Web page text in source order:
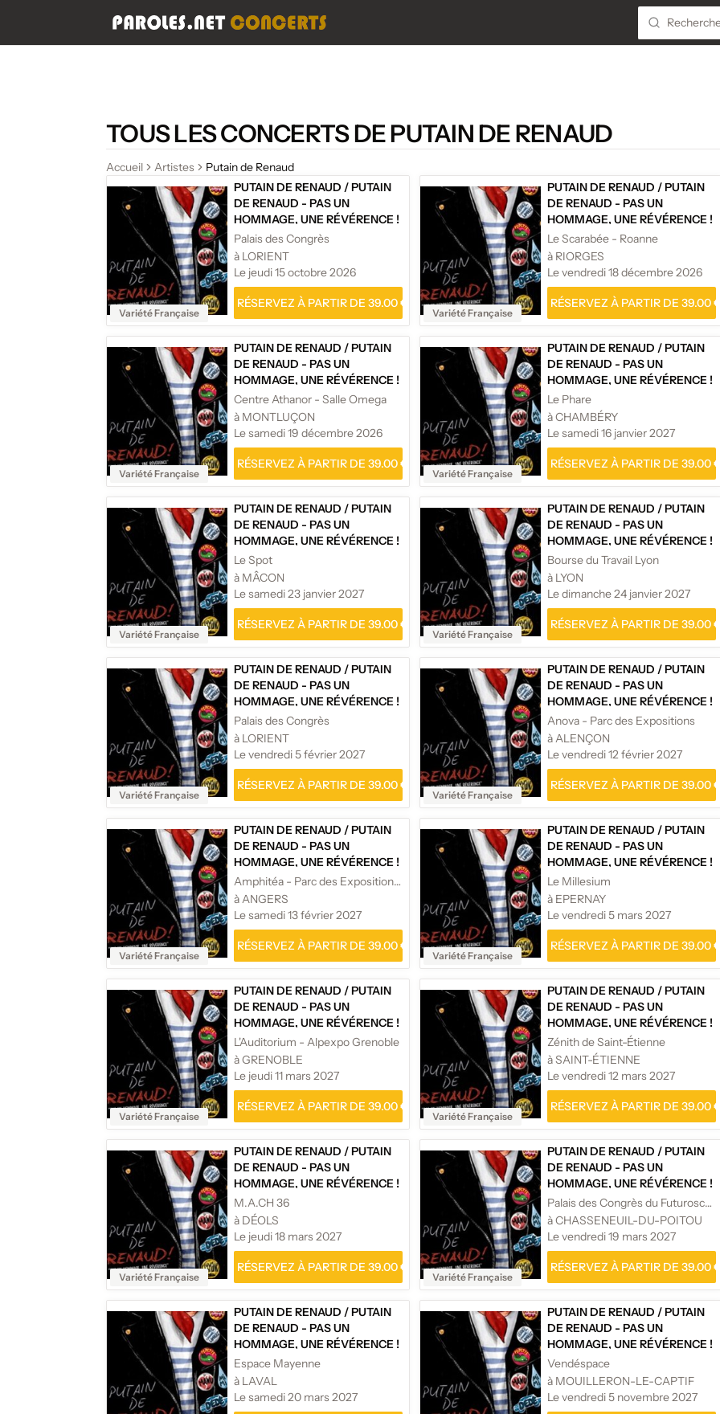
TOUS LES CONCERTS DE PUTAIN DE RENAUD
Accueil Artistes Putain de Renaud
Variété Française
PUTAIN DE RENAUD /PUTAIN
DE RENAUD - PAS UN
HOMMAGE, UNE RÉVÉRENCE !
Palais des Congrès
à LORIENT
Le jeudi 15 octobre 2026
RÉSERVEZ À PARTIR DE 39.00 €
Variété Française
PUTAIN DE RENAUD /PUTAIN
DE RENAUD - PAS UN
HOMMAGE, UNE RÉVÉRENCE !
Le Scarabée - Roanne
à RIORGES
Le vendredi 18 décembre 2026
RÉSERVEZ À PARTIR DE 39.00
Variété Française
PUTAIN DE RENAUD /PUTAIN
DE RENAUD - PAS UN
HOMMAGE, UNE RÉVÉRENCE !
Centre Athanor - Salle Omega
à MONTLUÇON
Le samedi 19 décembre 2026
RÉSERVEZ À PARTIR DE 39.00 €
Variété Française
PUTAIN DE RENAUD /PUTAIN
DE RENAUD - PAS UN
HOMMAGE, UNE RÉVÉRENCE !
Le Phare
à CHAMBÉRY
Le samedi 16 janvier 2027
RÉSERVEZ À PARTIR DE 39.00
Variété Française
PUTAIN DE RENAUD /PUTAIN
DE RENAUD - PAS UN
HOMMAGE, UNE RÉVÉRENCE !
Le Spot
à MÂCON
Le samedi 23 janvier 2027
RÉSERVEZ À PARTIR DE 39.00 €
Variété Française
PUTAIN DE RENAUD /PUTAIN
DE RENAUD - PAS UN
HOMMAGE, UNE RÉVÉRENCE !
Bourse du Travail Lyon
à LYON
Le dimanche 24 janvier 2027
RÉSERVEZ À PARTIR DE 39.00
Variété Française
PUTAIN DE RENAUD /PUTAIN
DE RENAUD - PAS UN
HOMMAGE, UNE RÉVÉRENCE !
Palais des Congrès
à LORIENT
Le vendredi 5 février 2027
RÉSERVEZ À PARTIR DE 39.00 €
Variété Française
PUTAIN DE RENAUD /PUTAIN
DE RENAUD - PAS UN
HOMMAGE, UNE RÉVÉRENCE !
Anova - Parc des Expositions
à ALENÇON
Le vendredi 12 février 2027
RÉSERVEZ À PARTIR DE 39.00
Variété Française
PUTAIN DE RENAUD /PUTAIN
DE RENAUD - PAS UN
HOMMAGE, UNE RÉVÉRENCE !
Amphitéa - Parc des Expositions Angers
à ANGERS
Le samedi 13 février 2027
RÉSERVEZ À PARTIR DE 39.00 €
Variété Française
PUTAIN DE RENAUD /PUTAIN
DE RENAUD - PAS UN
HOMMAGE, UNE RÉVÉRENCE !
Le Millesium
à EPERNAY
Le vendredi 5 mars 2027
RÉSERVEZ À PARTIR DE 39.00
Variété Française
PUTAIN DE RENAUD /PUTAIN
DE RENAUD - PAS UN
HOMMAGE, UNE RÉVÉRENCE !
L'Auditorium - Alpexpo Grenoble
à GRENOBLE
Le jeudi 11 mars 2027
RÉSERVEZ À PARTIR DE 39.00 €
Variété Française
PUTAIN DE RENAUD /PUTAIN
DE RENAUD - PAS UN
HOMMAGE, UNE RÉVÉRENCE !
Zénith de Saint-Étienne
à SAINT-ÉTIENNE
Le vendredi 12 mars 2027
RÉSERVEZ À PARTIR DE 39.00
Variété Française
PUTAIN DE RENAUD /PUTAIN
DE RENAUD - PAS UN
HOMMAGE, UNE RÉVÉRENCE !
M.A.CH 36
à DÉOLS
Le jeudi 18 mars 2027
RÉSERVEZ À PARTIR DE 39.00 €
Variété Française
PUTAIN DE RENAUD /PUTAIN
DE RENAUD - PAS UN
HOMMAGE, UNE RÉVÉRENCE !
Palais des Congrès du Futuroscope
à CHASSENEUIL-DU-POITOU
Le vendredi 19 mars 2027
RÉSERVEZ À PARTIR DE 39.00
PUTAIN DE RENAUD /PUTAIN
DE RENAUD - PAS UN
HOMMAGE, UNE RÉVÉRENCE !
Espace Mayenne
à LAVAL
Le samedi 20 mars 2027
PUTAIN DE RENAUD /PUTAIN
DE RENAUD - PAS UN
HOMMAGE, UNE RÉVÉRENCE !
Vendéspace
à MOUILLERON-LE-CAPTIF
Le vendredi 5 novembre 2027